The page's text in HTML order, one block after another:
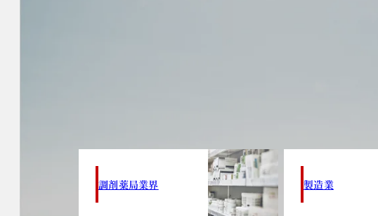
調剤薬局業界 製造業